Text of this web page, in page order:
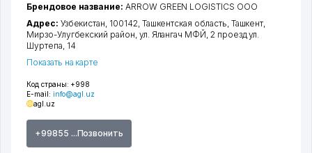
Код страны: +998
E-mail: info@agl.uz
agl.uz
+99855 ...Позвонить
Брендовое название: ARROW GREEN LOGISTICS ООО
Адрес: Узбекистан, 100142, Ташкентская область Ташкент
Мирзо-Улугбекский район ул. Ялангач МФЙ, 2 проезд ул.
Шуртепа , 14
Показать на карте